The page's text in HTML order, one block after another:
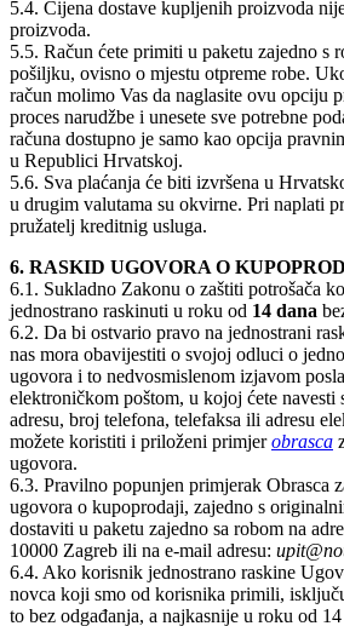
5.4. Cijena dostave kupljenih proizvoda
proizvoda.
5.5. Račun ćete primiti u paketu zajedno s
pošiljku, ovisno o mjestu otpreme robe.
račun molimo Vas da naglasite ovu opciju
proces narudžbe i unesete sve potrebne
računa dostupno je samo kao opcija
u Republici Hrvatskoj.
5.6. Sva plaćanja će biti izvršena u
u drugim valutama su okvirne. Pri naplati
pružatelj kreditnig usluga.
6. RASKID UGOVORA O
6.1. Sukladno Zakonu o zaštiti potrošača
jednostrano raskinuti u roku od 14 dana
6.2. Da bi ostvario pravo na jednostrani
nas mora obavijestiti o svojoj odluci o
ugovora i to nedvosmislenom izjavom
elektroničkom poštom, u kojoj ćete navesti
adresu, broj telefona, telefaksa ili adresu
možete koristiti i priloženi primjerobrasca
ugovora.
6.3. Pravilno popunjen primjerak Obrasca
ugovora o kupoprodaji, zajedno s
dostaviti u paketu zajedno sa robom na
10000 Zagreb ili na e-mail adresu:
6.4. Ako korisnik jednostrano raskine
novca koji smo od korisnika primili,
to bez odgađanja, a najkasnije u roku od